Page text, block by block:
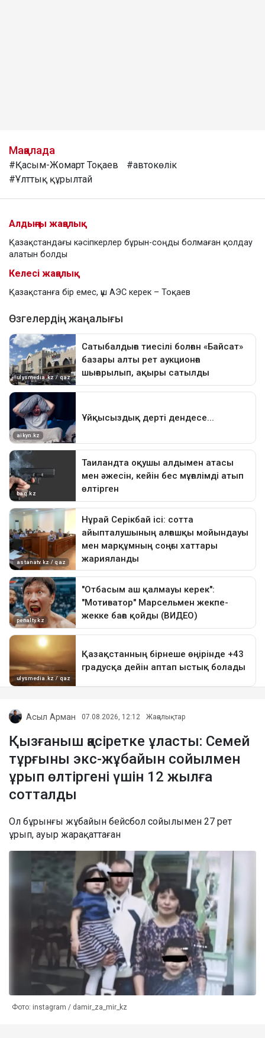
Мақалада
#Қасым-Жомарт Тоқаев
#автокөлік
#Ұлттық құрылтай
Алдыңғы жаңалық
Қазақстандағы кәсіпкерлер бұрын-соңды болмаған қолдау
алатын болды
Келесі жаңалық
Қазақстанға бір емес, үш АЭС керек – Тоқаев
Асыл Арман 07.08.2026, 12:12 Жаңалықтар
Қызғаныш қасіретке ұласты: Семей
тұрғыны экс-жұбайын сойылмен
ұрып өлтіргені үшін 12 жылға
сотталды
Ол бұрынғы жұбайын бейсбол сойылымен 27 рет
ұрып, ауыр жарақаттаған
Фото: instagram / damir_za_mir_kz